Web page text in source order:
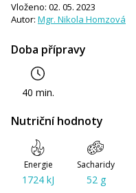
Doba přípravy
40 min.
Vloženo: 02. 05. 2023
Autor: Mgr. Nikola Homzová
Nutriční hodnoty
Energie
1724 kJ
Sacharidy
52 g